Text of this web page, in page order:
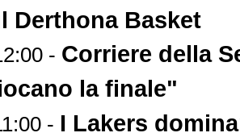
Derthona Basket
- Corriere della
la finale"
- I Lakers